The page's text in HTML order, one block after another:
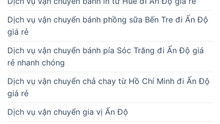
Dịch vụ vận chuyển bánh phồng sữa Bến Tre đi Ấn Độ
giá rẻ
Dịch vụ vận chuyển bánh pía Sóc Trăng đi Ấn Độ giá
rẻ nhanh chóng
Dịch vụ vận chuyển chả chay từ Hồ Chí Minh đi Ấn Độ
giá rẻ
Dịch vụ vận chuyển gia vị Ấn Độ